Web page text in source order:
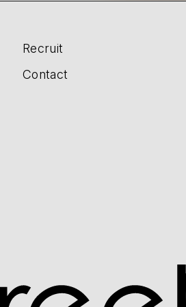
Recruit
Contact